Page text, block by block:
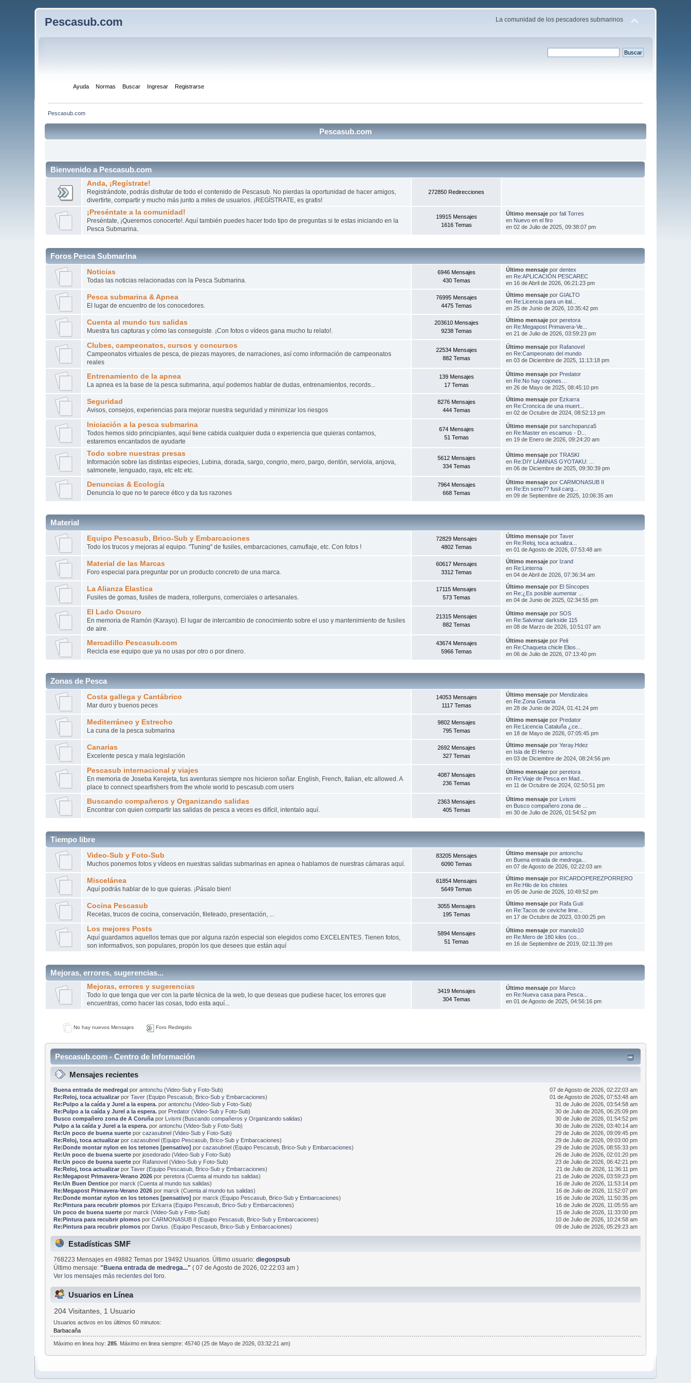
Pescasub.com La comunidad de los pescadores submarinos
Ayuda Normas Buscar Ingresar Registrarse
Pescasub.com
Pescasub.com
Bienvenido a Pescasub.com
Anda, ¡Regístrate!
Registrándote, podrás disfrutar de todo el contenido de Pescasub. No pierdas la oportunidad de hacer amigos,
divertirte, compartir y mucho más junto a miles de usuarios. ¡REGÍSTRATE, es gratis!
272850 Redirecciones
¡Preséntate a la comunidad!
Preséntate, ¡Queremos conocerte!. Aquí también puedes hacer todo tipo de preguntas si te estas iniciando en la
Pesca Submarina.
19915 Mensajes
1616 Temas
Último mensajepor fali Torres
en Nuevo en el firo
en 02 de Julio de 2025, 09:38:07 pm
Foros Pesca Submarina
Noticias
Todas las noticias relacionadas con la Pesca Submarina.
6946 Mensajes
430 Temas
Último mensajepor dentex
en Re:APLICACIÓN PESCAREC
en 16 de Abril de 2026, 06:21:23 pm
Pesca submarina & Apnea
El lugar de encuentro de los conocedores.
76995 Mensajes
4475 Temas
Último mensajepor GIALTO
en Re:Licencia para un ital...
en 25 de Junio de 2026, 10:35:42 pm
Cuenta al mundo tus salidas
Muestra tus capturas y cómo las conseguiste. ¡Con fotos o vídeos gana mucho tu relato!.
203610 Mensajes
9238 Temas
Último mensajepor peretora
en Re:Megapost Primavera-Ve...
en 21 de Julio de 2026, 03:59:23 pm
Clubes, campeonatos, cursos y concursos
Campeonatos virtuales de pesca, de piezas mayores, de narraciones, así­ como información de campeonatos
reales
22534 Mensajes
882 Temas
Último mensajepor Rafanovel
en Re:Campeonato del mundo
en 03 de Diciembre de 2025, 11:13:18 pm
Entrenamiento de la apnea
La apnea es la base de la pesca submarina, aquí podemos hablar de dudas, entrenamientos, records...
139 Mensajes
17 Temas
Último mensajepor Predator
en Re:No hay cojones…
en 26 de Mayo de 2025, 08:45:10 pm
Seguridad
Avisos, consejos, experiencias para mejorar nuestra seguridad y minimizar los riesgos
8276 Mensajes
444 Temas
Último mensajepor Ezkarra
en Re:Croncica de una muert...
en 02 de Octubre de 2024, 08:52:13 pm
Iniciación a la pesca submarina
Todos hemos sido principiantes, aquí tiene cabida cualquier duda o experiencia que quieras contarnos,
estaremos encantados de ayudarte
674 Mensajes
51 Temas
Último mensajepor sanchopanza5
en Re:Master en escamus - D...
en 19 de Enero de 2026, 09:24:20 am
Todo sobre nuestras presas
Información sobre las distintas especies, Lubina, dorada, sargo, congrio, mero, pargo, dentón, serviola, anjova,
salmonete, lenguado, raya, etc etc etc.
5612 Mensajes
334 Temas
Último mensajepor TRASKI
en Re:DIY LÁMINAS GYOTAKU: ...
en 06 de Diciembre de 2025, 09:30:39 pm
Denuncias & Ecología
Denuncia lo que no te parece ético y da tus razones
7964 Mensajes
668 Temas
Último mensajepor CARMONASUB II
en Re:En serio?? fusil carg...
en 09 de Septiembre de 2025, 10:06:35 am
Material
Equipo Pescasub, Brico-Sub y Embarcaciones
Todo los trucos y mejoras al equipo. "Tuning" de fusiles, embarcaciones, camuflaje, etc. Con fotos !
72829 Mensajes
4802 Temas
Último mensajepor Taver
en Re:Reloj, toca actualiza...
en 01 de Agosto de 2026, 07:53:48 am
Material de las Marcas
Foro especial para preguntar por un producto concreto de una marca.
60617 Mensajes
3312 Temas
Último mensajepor Izand
en Re:Linterna
en 04 de Abril de 2026, 07:36:34 am
La Alianza Elastica
Fusiles de gomas, fusiles de madera, rollerguns, comerciales o artesanales.
17115 Mensajes
573 Temas
Último mensajepor El Síncopes
en Re:¿Es posible aumentar ...
en 04 de Junio de 2025, 02:34:55 pm
El Lado Oscuro
En memoria de Ramón (Karayo). El lugar de intercambio de conocimiento sobre el uso y mantenimiento de fusiles
de aire.
21315 Mensajes
882 Temas
Último mensajepor SOS
en Re:Salvimar darkside 115
en 08 de Marzo de 2026, 10:51:07 am
Mercadillo Pescasub.com
Recicla ese equipo que ya no usas por otro o por dinero.
43674 Mensajes
5966 Temas
Último mensajepor Peli
en Re:Chaqueta chicle Elios...
en 06 de Julio de 2026, 07:13:40 pm
Zonas de Pesca
Costa gallega y Cantábrico
Mar duro y buenos peces
14053 Mensajes
1117 Temas
Último mensajepor Mendizalea
en Re:Zona Getaria
en 28 de Junio de 2024, 01:41:24 pm
Mediterráneo y Estrecho
La cuna de la pesca submarina
9802 Mensajes
795 Temas
Último mensajepor Predator
en Re:Licencia Cataluña ¿ce...
en 18 de Mayo de 2026, 07:05:45 pm
Canarias
Excelente pesca y mala legislación
2692 Mensajes
327 Temas
Último mensajepor Yeray.Hdez
en Isla de El Hierro
en 03 de Diciembre de 2024, 08:24:56 pm
Pescasub internacional y viajes
En memoria de Joseba Kerejeta, tus aventuras siempre nos hicieron soñar. English, French, Italian, etc allowed. A
place to connect spearfishers from the whole world to pescasub.com users
4087 Mensajes
236 Temas
Último mensajepor peretora
en Re:Viaje de Pesca en Mad...
en 11 de Octubre de 2024, 02:50:51 pm
Buscando compañeros y Organizando salidas
Encontrar con quien compartir las salidas de pesca a veces es difícil, intentalo aquí­.
2363 Mensajes
405 Temas
Último mensajepor Lvismi
en Busco compañero zona de ...
en 30 de Julio de 2026, 01:54:52 pm
Tiempo libre
Video-Sub y Foto-Sub
Muchos ponemos fotos y vídeos en nuestras salidas submarinas en apnea o hablamos de nuestras cámaras aquí.
83205 Mensajes
6090 Temas
Último mensajepor antonchu
en Buena entrada de medrega...
en 07 de Agosto de 2026, 02:22:03 am
Miscelánea
Aquí podrás hablar de lo que quieras. ¡Pásalo bien!
61854 Mensajes
5649 Temas
Último mensajepor RICARDOPEREZPORRERO
en Re:Hilo de los chistes
en 05 de Junio de 2026, 10:49:52 pm
Cocina Pescasub
Recetas, trucos de cocina, conservación, fileteado, presentación, ...
3055 Mensajes
195 Temas
Último mensajepor Rafa Guti
en Re:Tacos de ceviche lime...
en 17 de Octubre de 2023, 03:00:25 pm
Los mejores Posts
Aquí­ guardamos aquellos temas que por alguna razón especial son elegidos como EXCELENTES. Tienen fotos,
son informativos, son populares, propón los que desees que están aquí­
5894 Mensajes
51 Temas
Último mensajepor manolo10
en Re:Mero de 180 kilos (co...
en 16 de Septiembre de 2019, 02:11:39 pm
Mejoras, errores, sugerencias...
Mejoras, errores y sugerencias
Todo lo que tenga que ver con la parte técnica de la web, lo que deseas que pudiese hacer, los errores que
encuentras, como hacer las cosas, todo esta aquí...
3419 Mensajes
304 Temas
Último mensajepor Marco
en Re:Nueva casa para Pesca...
en 01 de Agosto de 2025, 04:56:16 pm
No hay nuevos Mensajes Foro Redirigido
Pescasub.com - Centro de Información
Mensajes recientes
Buena entrada de medregalpor antonchu(Video-Sub y Foto-Sub)
07 de Agosto de 2026, 02:22:03 am
Re:Reloj, toca actualizarpor Taver(Equipo Pescasub, Brico-Sub y Embarcaciones)
01 de Agosto de 2026, 07:53:48 am
Re:Pulpo a la caída y Jurel a la espera.por antonchu(Video-Sub y Foto-Sub)
31 de Julio de 2026, 03:54:58 am
Re:Pulpo a la caída y Jurel a la espera.por Predator(Video-Sub y Foto-Sub)
30 de Julio de 2026, 06:25:09 pm
Busco compañero zona de A Coruñapor Lvismi(Buscando compañeros y Organizando salidas)
30 de Julio de 2026, 01:54:52 pm
Pulpo a la caída y Jurel a la espera.por antonchu(Video-Sub y Foto-Sub)
30 de Julio de 2026, 03:40:14 am
Re:Un poco de buena suertepor cazasubnel(Video-Sub y Foto-Sub)
29 de Julio de 2026, 09:09:45 pm
Re:Reloj, toca actualizarpor cazasubnel(Equipo Pescasub, Brico-Sub y Embarcaciones)
29 de Julio de 2026, 09:03:00 pm
Re:Donde montar nylon en los tetones [pensativo] por cazasubnel(Equipo Pescasub, Brico-Sub y Embarcaciones)
29 de Julio de 2026, 08:55:33 pm
Re:Un poco de buena suertepor josedorado(Video-Sub y Foto-Sub)
26 de Julio de 2026, 02:01:20 pm
Re:Un poco de buena suertepor Rafanovel(Video-Sub y Foto-Sub)
23 de Julio de 2026, 06:42:21 pm
Re:Reloj, toca actualizarpor Taver(Equipo Pescasub, Brico-Sub y Embarcaciones)
21 de Julio de 2026, 11:36:11 pm
Re:Megapost Primavera-Verano 2026por peretora(Cuenta al mundo tus salidas)
21 de Julio de 2026, 03:59:23 pm
Re:Un Buen Denticepor marck (Cuenta al mundo tus salidas)
16 de Julio de 2026, 11:53:14 pm
Re:Megapost Primavera-Verano 2026por marck (Cuenta al mundo tus salidas)
16 de Julio de 2026, 11:52:07 pm
Re:Donde montar nylon en los tetones [pensativo] por marck (Equipo Pescasub, Brico-Sub y Embarcaciones)
16 de Julio de 2026, 11:50:35 pm
Re:Pintura para recubrir plomospor Ezkarra(Equipo Pescasub, Brico-Sub y Embarcaciones)
16 de Julio de 2026, 11:05:55 am
Un poco de buena suertepor marck (Video-Sub y Foto-Sub)
15 de Julio de 2026, 11:33:00 pm
Re:Pintura para recubrir plomospor CARMONASUB II (Equipo Pescasub, Brico-Sub y Embarcaciones)
10 de Julio de 2026, 10:24:58 am
Re:Pintura para recubrir plomospor Darius. (Equipo Pescasub, Brico-Sub y Embarcaciones) 09 de Julio de 2026, 05:29:23 am
Estadísticas SMF
768223 Mensajes en 49882 Temas por 19492 Usuarios. Último usuario:diegospsub
Último mensaje:" Buena entrada de medrega..." ( 07 de Agosto de 2026, 02:22:03 am )
Ver los mensajes más recientes del foro.
Usuarios en Línea
204 Visitantes, 1 Usuario
Usuarios activos en los últimos 60 minutos:
Barbacaña
Máximo en linea hoy: 285. Máximo en linea siempre: 45740 (25 de Mayo de 2026, 03:32:21 am)